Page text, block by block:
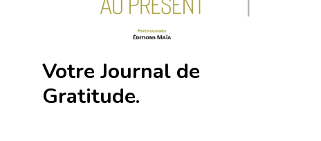
Votre Journal de
Gratitude.